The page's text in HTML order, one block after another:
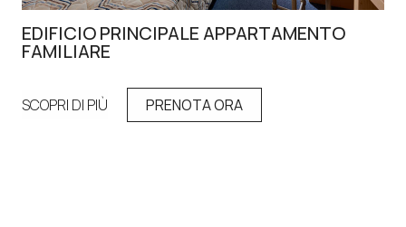
EDIFICIO PRINCIPALE APPARTAMENTO
FAMILIARE
SCOPRI DI PIÙ PRENOTA ORA